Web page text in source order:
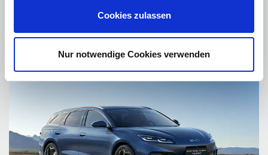
Cookies zulassen
Nur notwendige Cookies verwenden
Test fahren und den Hybrid-Allrounder selbst spüren!